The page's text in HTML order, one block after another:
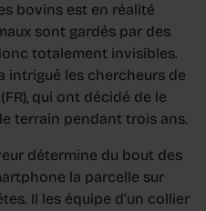
bovins est en réalité
sont gardés par des
totalement invisibles.
intrigué les chercheurs de
qui ont décidé de le
terrain pendant trois ans.
détermine du bout des
la parcelle sur
Il les équipe d’un collier